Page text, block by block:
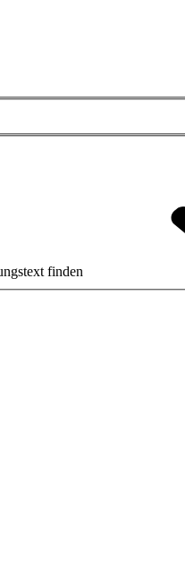
finden